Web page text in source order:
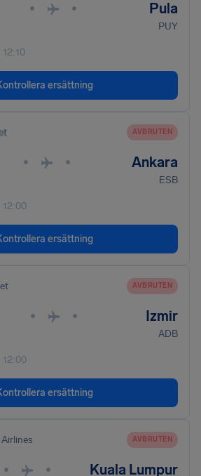
• • Pula
PUY
12:10
ersättning
AVBRUTEN
• • Ankara
ESB
12:00
ersättning
AVBRUTEN
• • Izmir
ADB
12:00
ersättning
AVBRUTEN
• • Kuala Lumpur